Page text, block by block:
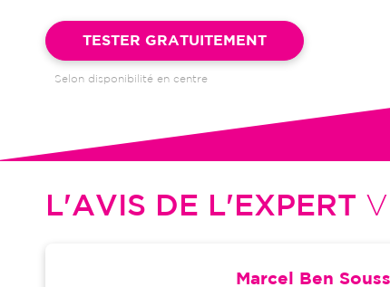
TESTER GRATUITEMENT
Selon disponibilité en centre
L'AVIS DE L'EXPERT
Marcel Ben